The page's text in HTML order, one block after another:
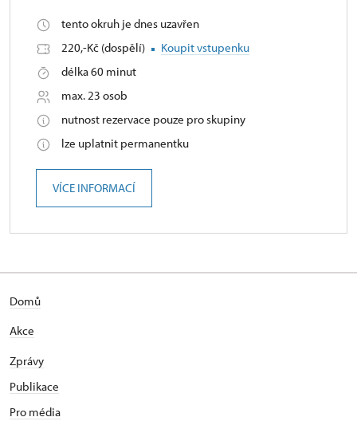
tento okruh je dnes uzavřen
220,-Kč (dospělí)
Koupit vstupenku
délka 60 minut
max. 23 osob
nutnost rezervace pouze pro skupiny
lze uplatnit permanentku
VÍCE INFORMACÍ
Domů
Akce
Zprávy
Publikace
Pro média